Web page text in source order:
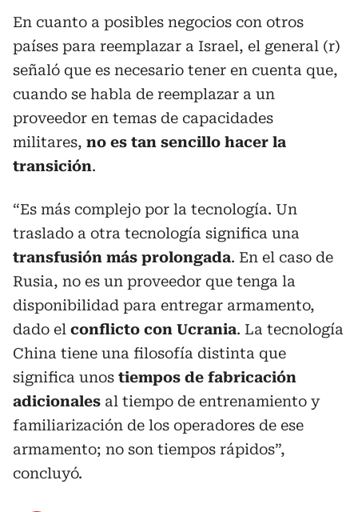
En cuanto a posibles negocios con otros
países para reemplazar a Israel, el general (r)
señaló que es necesario tener en cuenta que,
cuando se habla de reemplazar a un
proveedor en temas de capacidades
militares, no es tan sencillo hacer la
transición.
“Es más complejo por la tecnología. Un
traslado a otra tecnología significa una
transfusión más prolongada. En el caso de
Rusia, no es un proveedor que tenga la
disponibilidad para entregar armamento,
dado el conflicto con Ucrania. La tecnología
China tiene una filosofía distinta que
significa unos tiempos de fabricación
adicionales al tiempo de entrenamiento y
familiarización de los operadores de ese
armamento; no son tiempos rápidos”,
concluyó.